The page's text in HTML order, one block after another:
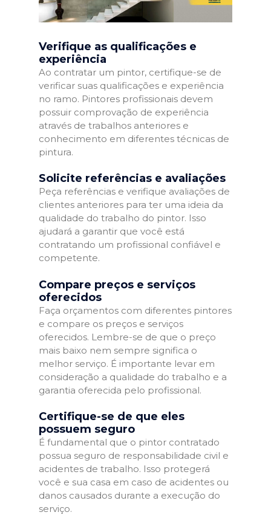
Verifique as qualificações e
experiência
Ao contratar um pintor, certifique-se de
verificar suas qualificações e experiência
no ramo. Pintores profissionais devem
possuir comprovação de experiência
através de trabalhos anteriores e
conhecimento em diferentes técnicas de
pintura.
Solicite referências e avaliações
Peça referências e verifique avaliações de
clientes anteriores para ter uma ideia da
qualidade do trabalho do pintor. Isso
ajudará a garantir que você está
contratando um profissional confiável e
competente.
Compare preços e serviços
oferecidos
Faça orçamentos com diferentes pintores
e compare os preços e serviços
oferecidos. Lembre-se de que o preço
mais baixo nem sempre significa o
melhor serviço. É importante levar em
consideração a qualidade do trabalho e a
garantia oferecida pelo profissional.
Certifique-se de que eles
possuem seguro
É fundamental que o pintor contratado
possua seguro de responsabilidade civil e
acidentes de trabalho. Isso protegerá
você e sua casa em caso de acidentes ou
danos causados durante a execução do
serviço.